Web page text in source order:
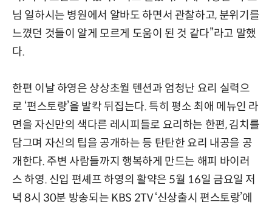
님 일하시는 병원에서 알바도 하면서 관찰하고, 분위기를
느꼈던 것들이 알게 모르게 도움이 된 것 같다”라고 말했
다.
한편 이날 하영은 상상초월 텐션과 엄청난 요리 실력으
로 ‘편스토랑’을 발칵 뒤집는다. 특히 평소 최애 메뉴인 라
면을 자신만의 색다른 레시피들로 요리하는 한편, 김치를
담그며 자신의 팁을 공개하는 등 탄탄한 요리 내공을 공
개한다. 주변 사람들까지 행복하게 만드는 해피 바이러
스 하영. 신입 편셰프 하영의 활약은 5월 16일 금요일 저
녁 8시 30분 방송되는 KBS 2TV ‘신상출시 편스토랑’에